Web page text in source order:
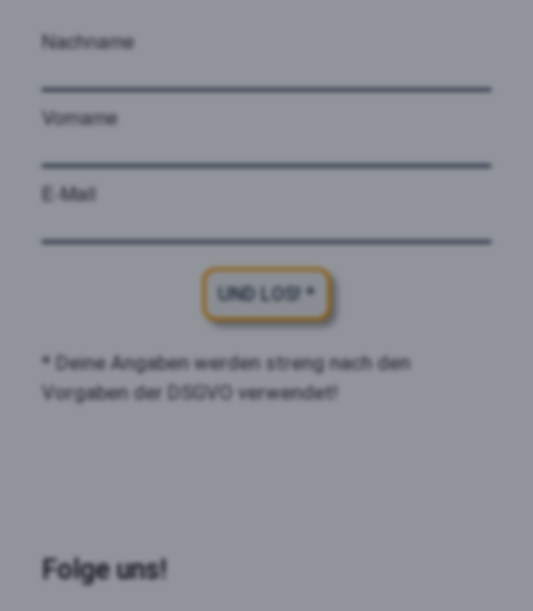
Nachname
Vorname
E-Mail
UND LOS! *
* Deine Angaben werden streng nach den
Vorgaben der DSGVO verwendet!
Folge uns!